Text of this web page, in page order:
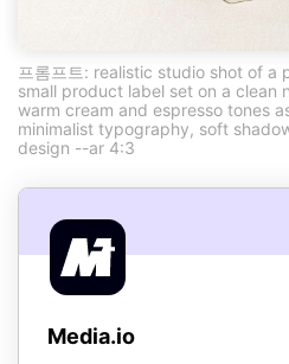
프롬프트: realistic studio shot of a
small product label set on a clean
warm cream and espresso tones
minimalist typography, soft
design --ar 4:3
Media.io